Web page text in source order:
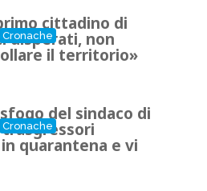
Cronache
cittadino di
disperati, non
il territorio»
Cronache
del sindaco di
quarantena e vi